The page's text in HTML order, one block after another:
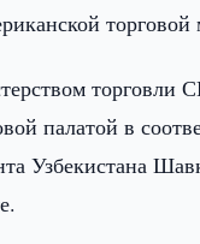
торговой
торговли
палатой в
Узбекистана